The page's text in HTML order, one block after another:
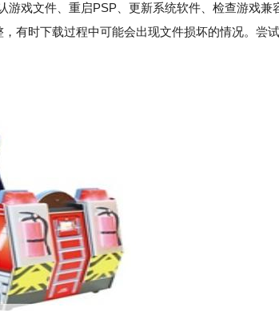
戏文件、重启PSP、更新系统软件、检查游戏兼
有时下载过程中可能会出现文件损坏的情况。尝